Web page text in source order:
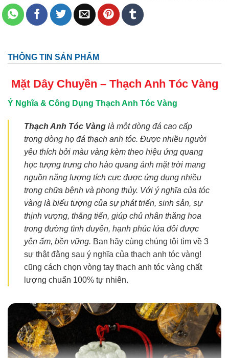
THÔNG TIN SẢN PHẨM
Mặt Dây Chuyền – Thạch Anh Tóc Vàng
Ý Nghĩa & Công Dụng Thạch Anh Tóc Vàng
Thạch Anh Tóc Vàng là một dòng đá cao cấp
trong dòng họ đá thạch anh tóc. Được nhiều người
yêu thích bởi màu vàng kèm theo hiệu ứng quang
học tượng trưng cho hào quang ánh mặt trời mang
nguồn năng lượng tích cực được ứng dụng nhiều
trong chữa bệnh và phong thủy. Với ý nghĩa của tóc
vàng là biểu tượng của sự phát triển, sinh sản, sự
thịnh vượng, thăng tiến, giúp chủ nhân thăng hoa
trong đường tình duyên, hạnh phúc lứa đôi được
yên ấm, bền vững. Bạn hãy cùng chúng tôi tìm về 3
sự thật đằng sau ý nghĩa của thạch anh tóc vàng!
cũng cách chọn vòng tay thạch anh tóc vàng chất
lượng chuẩn 100% tự nhiên.